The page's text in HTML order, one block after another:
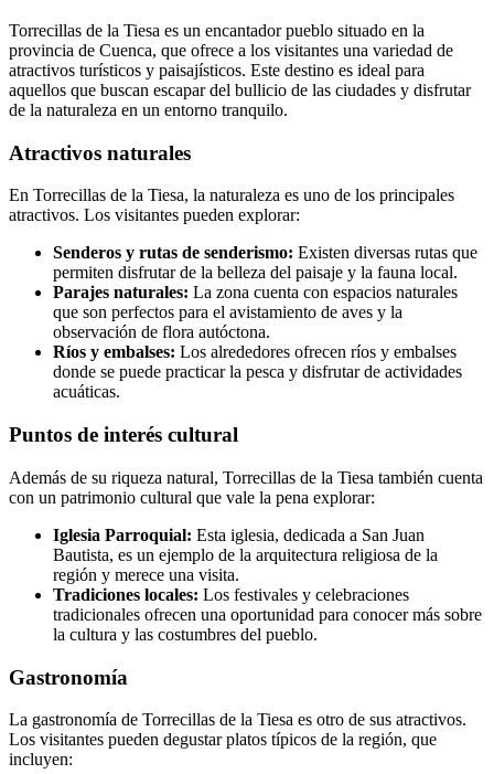
Torrecillas de la Tiesa es un encantador pueblo situado en la
provincia de Cuenca, que ofrece a los visitantes una variedad de
atractivos turísticos y paisajísticos. Este destino es ideal para
aquellos que buscan escapar del bullicio de las ciudades y disfrutar
de la naturaleza en un entorno tranquilo.
Atractivos naturales
En Torrecillas de la Tiesa, la naturaleza es uno de los principales
atractivos. Los visitantes pueden explorar:
Senderos y rutas de senderismo: Existen diversas rutas que
permiten disfrutar de la belleza del paisaje y la fauna local.
Parajes naturales: La zona cuenta con espacios naturales
que son perfectos para el avistamiento de aves y la
observación de flora autóctona.
Ríos y embalses: Los alrededores ofrecen ríos y embalses
donde se puede practicar la pesca y disfrutar de actividades
acuáticas.
Puntos de interés cultural
Además de su riqueza natural, Torrecillas de la Tiesa también cuenta
con un patrimonio cultural que vale la pena explorar:
Iglesia Parroquial: Esta iglesia, dedicada a San Juan
Bautista, es un ejemplo de la arquitectura religiosa de la
región y merece una visita.
Tradiciones locales: Los festivales y celebraciones
tradicionales ofrecen una oportunidad para conocer más sobre
la cultura y las costumbres del pueblo.
Gastronomía
La gastronomía de Torrecillas de la Tiesa es otro de sus atractivos.
Los visitantes pueden degustar platos típicos de la región, que
incluyen: